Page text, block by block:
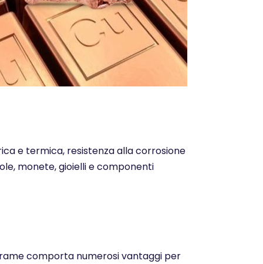
e termica, resistenza alla corrosione
monete, gioielli e componenti
comporta numerosi vantaggi per